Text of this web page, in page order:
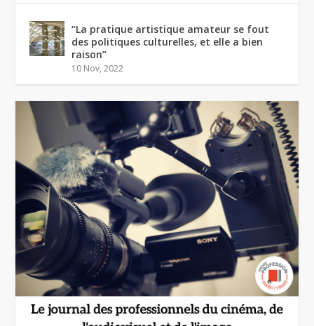
“La pratique artistique amateur se fout
des politiques culturelles, et elle a bien
raison”
10 Nov, 2022